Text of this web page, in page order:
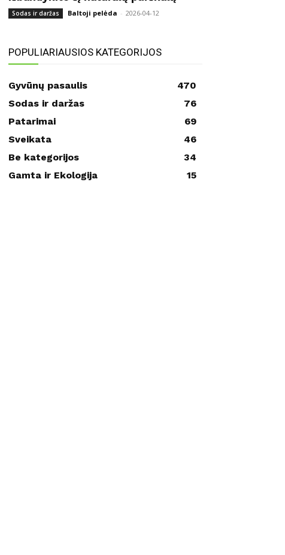
Sodas ir daržas Baltoji pelėda - 2026-04-12
POPULIARIAUSIOS KATEGORIJOS
Gyvūnų pasaulis
470
Sodas ir daržas
76
Patarimai
69
Sveikata
46
Be kategorijos
34
Gamta ir Ekologija
15